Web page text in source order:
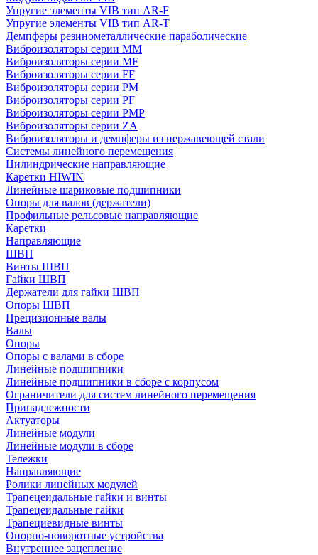
Упругие элементы VIB тип AR-F
Упругие элементы VIB тип AR-T
Демпферы резинометаллические параболические
Виброизоляторы серии MM
Виброизоляторы серии MF
Виброизоляторы серии FF
Виброизоляторы серии PM
Виброизоляторы серии PF
Виброизоляторы серии PMP
Виброизоляторы серии ZA
Виброизоляторы и демпферы из нержавеющей стали
Системы линейного перемещения
Цилиндрические направляющие
Каретки HIWIN
Линейные шариковые подшипники
Опоры для валов (держатели)
Профильные рельсовые направляющие
Каретки
Направляющие
ШВП
Винты ШВП
Гайки ШВП
Держатели для гайки ШВП
Опоры ШВП
Прецизионные валы
Валы
Опоры
Опоры с валами в сборе
Линейные подшипники
Линейные подшипники в сборе с корпусом
Ограничители для систем линейного перемещения
Принадлежности
Актуаторы
Линейные модули
Линейные модули в сборе
Тележки
Направляющие
Ролики линейных модулей
Трапецеидальные гайки и винты
Трапецеидальные гайки
Трапециевидные винты
Опорно-поворотные устройства
Внутреннее зацепление